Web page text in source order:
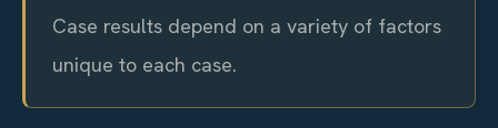
Case results depend on a variety of factors
unique to each case.